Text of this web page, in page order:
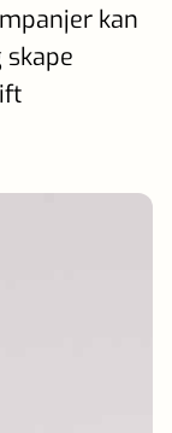
kan